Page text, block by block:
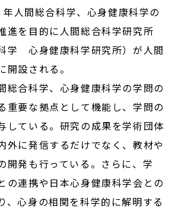
究
大学院
人間総合科学、心身健康科学の
進を目的に人間総合科学研究所
学 心身健康科学研究所）が人間
設される。
総合科学、心身健康科学の学問の
重要な拠点として機能し、学問の
している。研究の成果を学術団体
外に発信するだけでなく、教材や
開発も行っている。さらに、学
の連携や日本心身健康科学会との
、心身の相関を科学的に解明する